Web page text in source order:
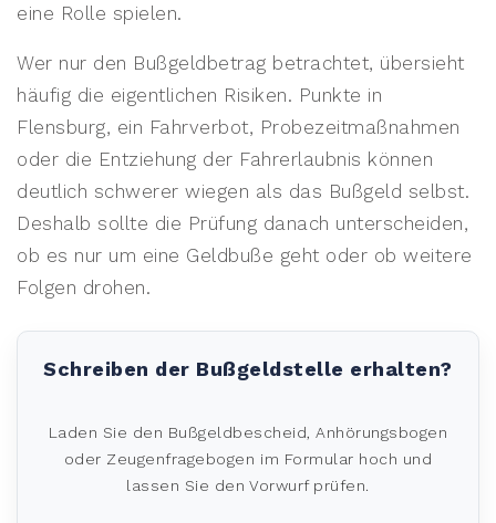
eine Rolle spielen.
Wer nur den Bußgeldbetrag betrachtet, übersieht
häufig die eigentlichen Risiken. Punkte in
Flensburg, ein Fahrverbot, Probezeitmaßnahmen
oder die Entziehung der Fahrerlaubnis können
deutlich schwerer wiegen als das Bußgeld selbst.
Deshalb sollte die Prüfung danach unterscheiden,
ob es nur um eine Geldbuße geht oder ob weitere
Folgen drohen.
Schreiben der Bußgeldstelle erhalten?
Laden Sie den Bußgeldbescheid, Anhörungsbogen
oder Zeugenfragebogen im Formular hoch und
lassen Sie den Vorwurf prüfen.